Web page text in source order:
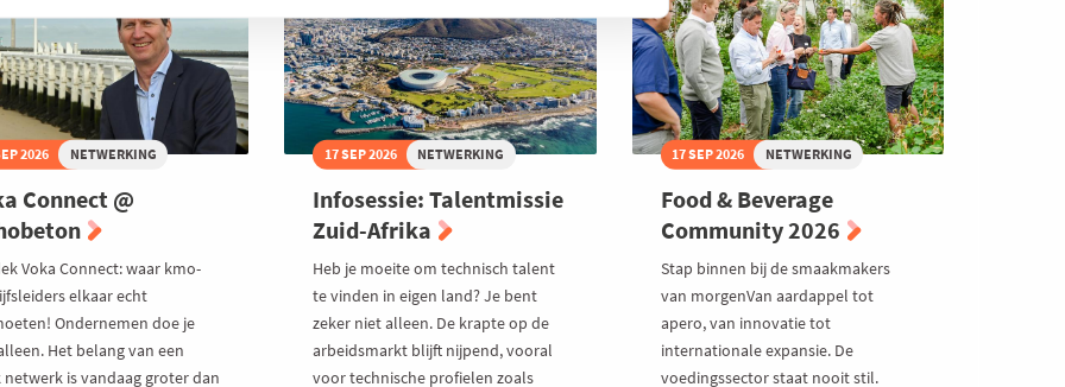
2026 NETWERKING
Connect @
Voka Connect: waar kmo-
elkaar echt
Ondernemen doe je
Het belang van een
netwerk is vandaag groter dan
17 SEP 2026 NETWERKING
Infosessie: Talentmissie
Zuid-Afrika
Heb je moeite om technisch talent
te vinden in eigen land? Je bent
zeker niet alleen. De krapte op de
arbeidsmarkt blijft nijpend, vooral
voor technische profielen zoals
17 SEP 2026 NETWERKING
Food & Beverage
Community 2026
Stap binnen bij de smaakmakers
van morgenVan aardappel tot
apero, van innovatie tot
internationale expansie. De
voedingssector staat nooit stil.